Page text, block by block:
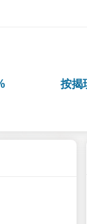
按揭